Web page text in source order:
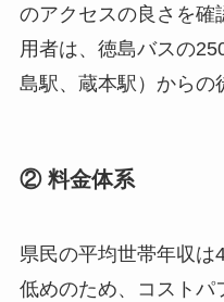
のアクセスの良さを確
用者は、徳島バスの
島駅、蔵本駅）からの
② 料金体系
県民の平均世帯年収は
低めのため、コストパ